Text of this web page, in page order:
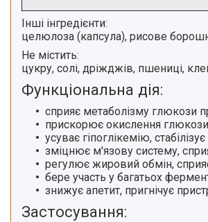
Інші інгредієнти:
целюлоза (капсула), рисове
Не містить:
цукру, солі, дріжджів, пшениці,
Функціональна дія:
сприяє метаболізму глюкози
прискорює окислення
усуває гіпоглікемію,
зміцнює м'язову систему,
регулює жировий обмін,
бере участь у багатьох
знижує апетит, пригнічує
Застосування: